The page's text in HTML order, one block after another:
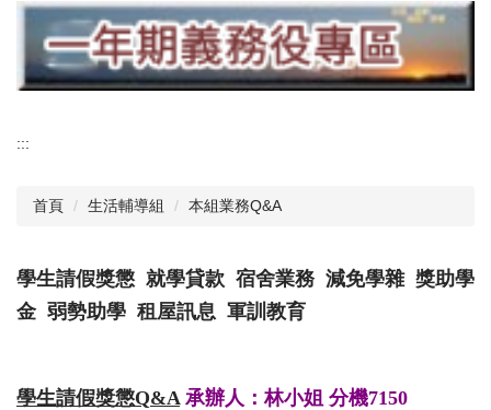
:::
首頁 生活輔導組 本組業務Q&A
學生請假獎懲 就學貸款 宿舍業務 減免學雜 獎助學
金 弱勢助學 租屋訊息 軍訓教育
學生請假獎懲Q&A 承辦人：林小姐 分機7150